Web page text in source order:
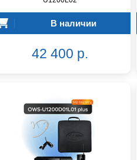
В наличии
42 400 р.